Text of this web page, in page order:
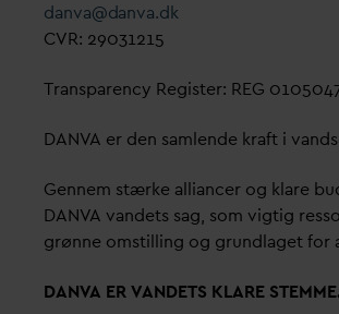
danva@danva.dk
CVR: 29031215
Transparency Register: REG
DANVA er den samlende kraft i v
Gennem stærke alliancer og klare
DANVA vandets sag, som vigtig
grønne omstilling og grundlaget for
DANVA ERVANDETS KLARE